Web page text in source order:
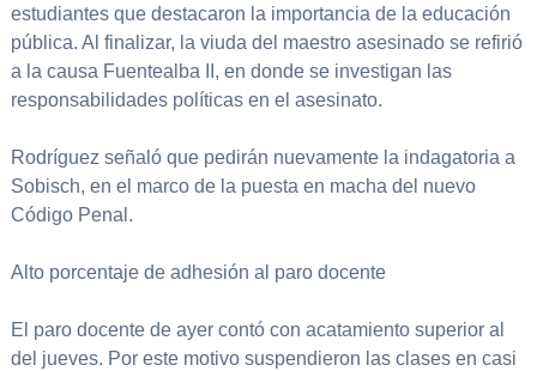
estudiantes que destacaron la importancia de la educación
pública. Al finalizar, la viuda del maestro asesinado se refirió
a la causa Fuentealba II, en donde se investigan las
responsabilidades políticas en el asesinato.
Rodríguez señaló que pedirán nuevamente la indagatoria a
Sobisch, en el marco de la puesta en macha del nuevo
Código Penal.
Alto porcentaje de adhesión al paro docente
El paro docente de ayer contó con acatamiento superior al
del jueves. Por este motivo suspendieron las clases en casi